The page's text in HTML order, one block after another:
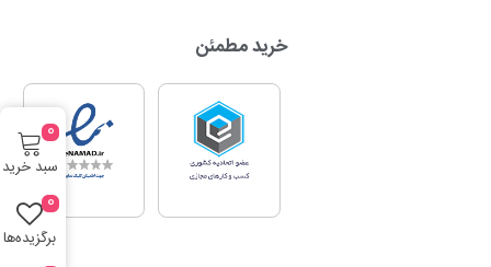
خرید مطمئن
سبد خرید
0
برگزیده‌ها
0